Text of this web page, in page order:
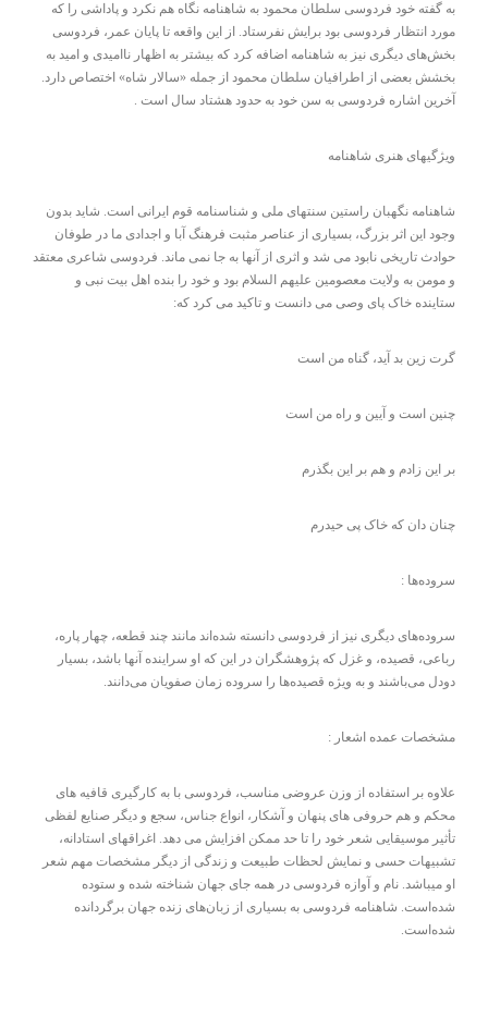
به گفته خود فردوسی سلطان محمود به شاهنامه نگاه هم نکرد و پاداشی را که
مورد انتظار فردوسی بود برایش نفرستاد. از این واقعه تا پایان عمر، فردوسی
بخش‌های دیگری نیز به شاهنامه اضافه کرد که بیشتر به اظهار ناامیدی و امید به
بخشش بعضی از اطرافیان سلطان محمود از جمله «سالار شاه» اختصاص دارد.
آخرین اشاره فردوسی به سن خود به حدود هشتاد سال است .
ویژگیهای هنری شاهنامه
شاهنامه نگهبان راستین سنتهای ملی و شناسنامه قوم ایرانی است. شاید بدون
وجود این اثر بزرگ، بسیاری از عناصر مثبت فرهنگ آبا و اجدادی ما در طوفان
حوادث تاریخی نابود می شد و اثری از آنها به جا نمی ماند. فردوسی شاعری معتقد
و مومن به ولایت معصومین علیهم السلام بود و خود را بنده اهل بیت نبی و
ستاینده خاک پای وصی می دانست و تاکید می کرد که:
گرت زین بد آید، گناه من است
چنین است و آیین و راه من است
بر این زادم و هم بر این بگذرم
چنان دان که خاک پی حیدرم
سروده‌ها :
سروده‌های دیگری نیز از فردوسی دانسته شده‌اند مانند چند قطعه، چهار پاره،
رباعی، قصیده، و غزل که پژوهشگران در این که او سراینده آنها باشد، بسیار
دودل می‌باشند و به ویژه قصیده‌ها را سروده زمان صفویان می‌دانند.
مشخصات عمده اشعار :
علاوه بر استفاده از وزن عروضی مناسب، فردوسی با به کارگیری قافیه های
محکم و هم حروفی های پنهان و آشکار، انواع جناس، سجع و دیگر صنایع لفظی
تأثیر موسیقایی شعر خود را تا حد ممکن افزایش می دهد. اغراقهای استادانه،
تشبیهات حسی و نمایش لحظات طبیعت و زندگی از دیگر مشخصات مهم شعر
او میباشد. نام و آوازه فردوسی در همه جای جهان شناخته شده و ستوده
شده‌است. شاهنامه فردوسی به بسیاری از زبان‌های زنده جهان برگردانده
شده‌است.